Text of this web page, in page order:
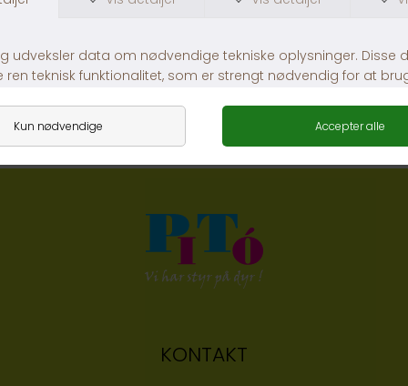
Mus m. Catnip
DKK 25,00
Ozami Cat Scratcher Mobile
DKK 89,00
KONTAKT